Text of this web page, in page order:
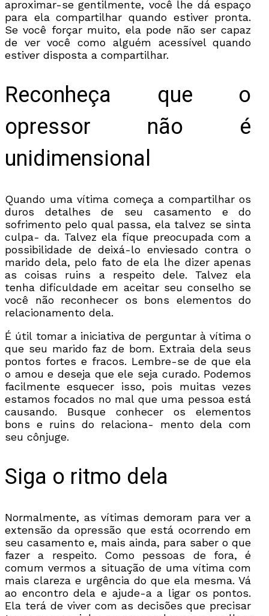
aproximar-se gentilmente, você lhe dá espaço
para ela compartilhar quando estiver pronta.
Se você forçar muito, ela pode não ser capaz
de ver você como alguém acessível quando
estiver disposta a compartilhar.
Reconheça que o
opressor não é
unidimensional
Quando uma vítima começa a compartilhar os
duros detalhes de seu casamento e do
sofrimento pelo qual passa, ela talvez se sinta
culpa- da. Talvez ela fique preocupada com a
possibilidade de deixá-lo enviesado contra o
marido dela, pelo fato de ela lhe dizer apenas
as coisas ruins a respeito dele. Talvez ela
tenha dificuldade em aceitar seu conselho se
você não reconhecer os bons elementos do
relacionamento dela.
É útil tomar a iniciativa de perguntar à vítima o
que seu marido faz de bom. Extraia dela seus
pontos fortes e fracos. Lembre-se de que ela
o amou e deseja que ele seja curado. Podemos
facilmente esquecer isso, pois muitas vezes
estamos focados no mal que uma pessoa está
causando. Busque conhecer os elementos
bons e ruins do relaciona- mento dela com
seu cônjuge.
Siga o ritmo dela
Normalmente, as vítimas demoram para ver a
extensão da opressão que está ocorrendo em
seu casamento e, mais ainda, para saber o que
fazer a respeito. Como pessoas de fora, é
comum vermos a situação de uma vítima com
mais clareza e urgência do que ela mesma. Vá
ao encontro dela e ajude-a a ligar os pontos.
Ela terá de viver com as decisões que precisar